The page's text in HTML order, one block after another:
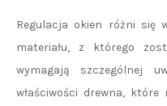
Regulacja okien różni się
materiału, z którego
wymagają szczególnej
właściwości drewna, które